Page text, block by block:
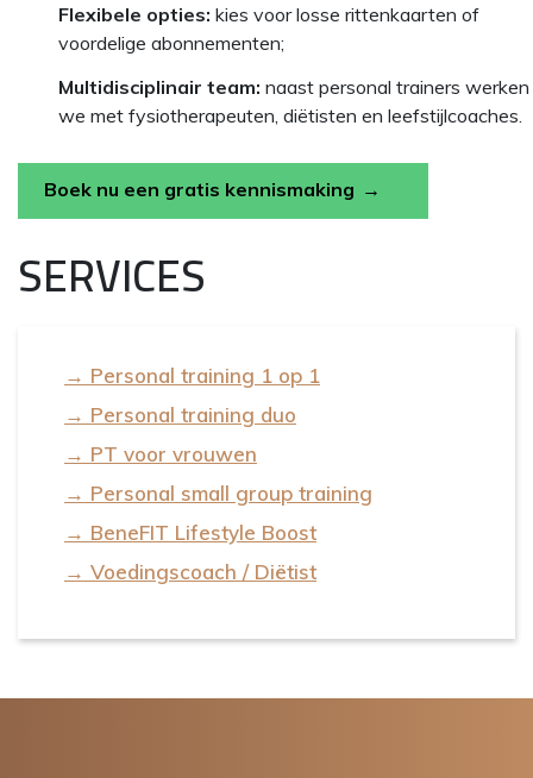
Flexibele opties: kies voor losse rittenkaarten of
voordelige abonnementen;
Multidisciplinair team: naast personal trainers werken
we met fysiotherapeuten, diëtisten en leefstijlcoaches.
Boek nu een gratis kennismaking
SERVICES
→ Personal training 1 op 1
→ Personal training duo
→ PT voor vrouwen
→ Personal small group training
→ BeneFIT Lifestyle Boost
→ Voedingscoach / Diëtist